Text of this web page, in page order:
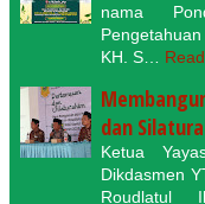
nama
KH. S…
dan
Ketua
Dikdasmen
Roudlatul